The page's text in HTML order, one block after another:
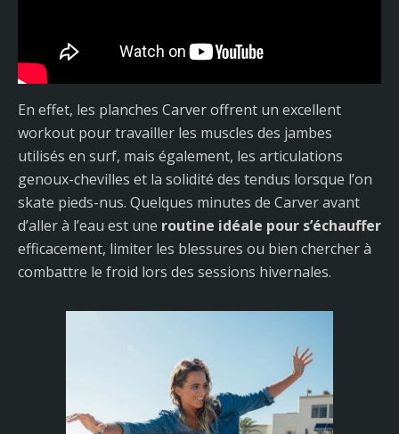
En effet, les planches Carver offrent un excellent
workout pour travailler les muscles des jambes
utilisés en surf, mais également, les articulations
genoux-chevilles et la solidité des tendus lorsque l’on
skate pieds-nus. Quelques minutes de Carver avant
d’aller à l’eau est une routine idéale pour s’échauffer
efficacement, limiter les blessures ou bien chercher à
combattre le froid lors des sessions hivernales.